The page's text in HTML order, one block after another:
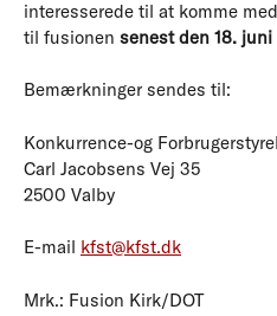
interesserede til at komme
til fusionen senest den 18. juni
Bemærkninger sendes til:
Konkurrence-og
Carl Jacobsens Vej 35
2500 Valby
E-mail kfst@kfst.dk
Mrk.: Fusion Kirk/DOT